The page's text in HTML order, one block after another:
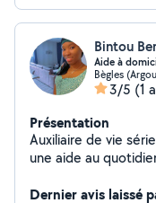
Bintou
Aide à
Bègles
3/5 (1
Présentation
Auxiliaire de vie
une aide au
courant du
Dernier avis laissé